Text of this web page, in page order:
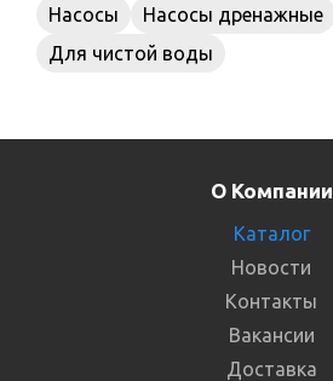
Насосы
Насосы дренажные
Для чистой воды
О Компании
Каталог
Новости
Контакты
Вакансии
Доставка